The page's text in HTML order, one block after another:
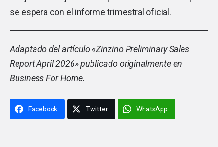
se espera con el informe trimestral oficial.
Adaptado del artículo «Zinzino Preliminary Sales
Report April 2026» publicado originalmente en
Business For Home.
Facebook Twitter WhatsApp